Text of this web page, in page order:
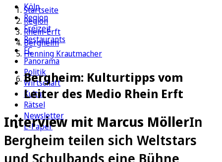
Köln
Region
Freizeit
Restaurants
FC
Panorama
Politik
Wirtschaft
Kultur
Rätsel
Newsletter
E-Paper
Startseite
Region
Rhein-Erft
Bergheim
Henning Krautmacher
Bergheim: Kulturtipps vom
Leiter des Medio Rhein Erft
Interview mit Marcus MöllerIn
Bergheim teilen sich Weltstars